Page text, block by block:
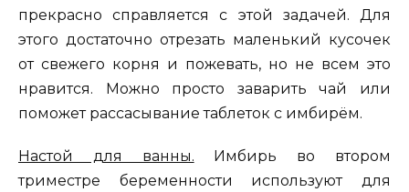
прекрасно справляется с этой задачей. Для
этого достаточно отрезать маленький кусочек
от свежего корня и пожевать, но не всем это
нравится. Можно просто заварить чай или
поможет рассасывание таблеток с имбирём.
Настой для ванны. Имбирь во втором
триместре беременности используют для